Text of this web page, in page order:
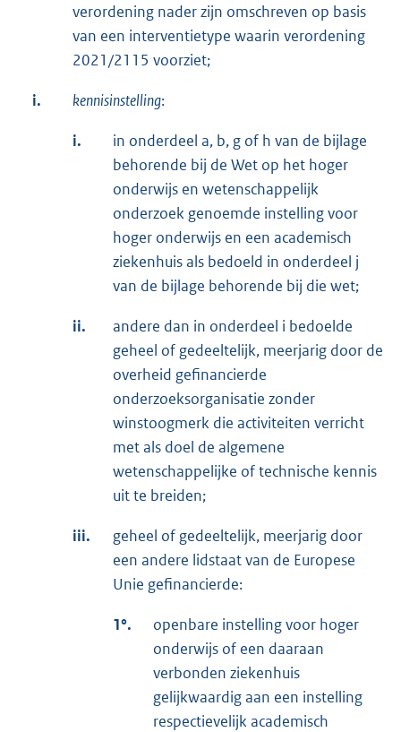
verordening nader zijn omschreven op basis
van een interventietype waarin verordening
2021/2115 voorziet;
i. kennisinstelling:
i.
in onderdeel a, b, g of h van de bijlage
behorende bij de Wet op het hoger
onderwijs en wetenschappelijk
onderzoek genoemde instelling voor
hoger onderwijs en een academisch
ziekenhuis als bedoeld in onderdeel j
van de bijlage behorende bij die wet;
ii.
andere dan in onderdeel i bedoelde
geheel of gedeeltelijk, meerjarig door de
overheid gefinancierde
onderzoeksorganisatie zonder
winstoogmerk die activiteiten verricht
met als doel de algemene
wetenschappelijke of technische kennis
uit te breiden;
iii.
geheel of gedeeltelijk, meerjarig door
een andere lidstaat van de Europese
Unie gefinancierde:
1°.
openbare instelling voor hoger
onderwijs of een daaraan
verbonden ziekenhuis
gelijkwaardig aan een instelling
respectievelijk academisch